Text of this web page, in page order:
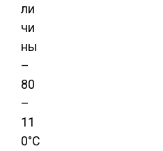
ли
чи
ны
–
80
–
11
0°С